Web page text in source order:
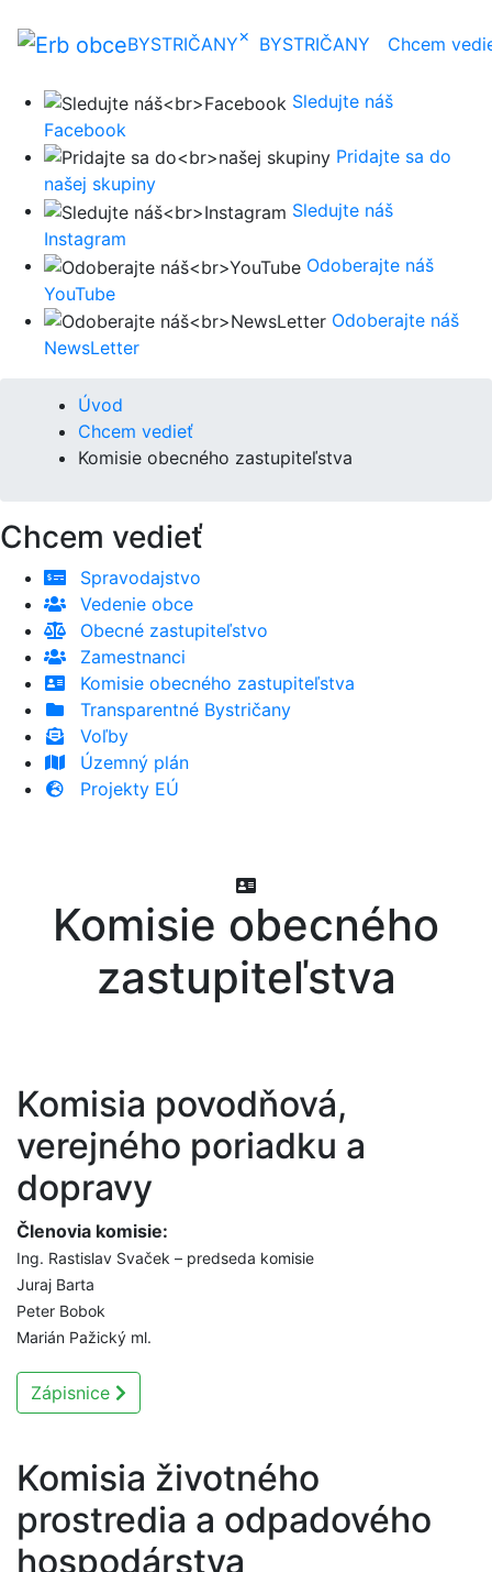
BYSTRIČANY× BYSTRIČANY Chcem
Sledujte náš
Facebook
Pridajte sa do
našej skupiny
Sledujte náš
Instagram
Odoberajte náš
YouTube
Odoberajte náš
NewsLetter
Úvod
Chcem vedieť
Komisie obecného zastupiteľstva
Chcem vedieť
Spravodajstvo
Vedenie obce
Obecné zastupiteľstvo
Zamestnanci
Komisie obecného zastupiteľstva
Transparentné Bystričany
Voľby
Územný plán
Projekty EÚ
Komisie obecného
zastupiteľstva
Komisia povodňová,
verejného poriadku a
dopravy
Členovia komisie:
Ing. Rastislav Svaček – predseda komisie
Juraj Barta
Peter Bobok
Marián Pažický ml.
Zápisnice
Komisia životného
prostredia a odpadového
hospodárstva